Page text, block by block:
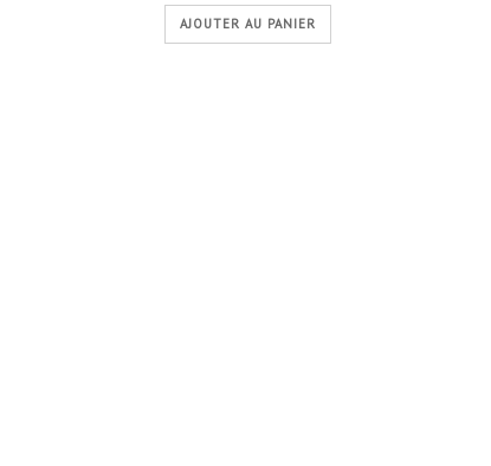
AJOUTER AU PANIER